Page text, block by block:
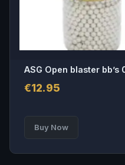
ASG Open blaster
€12.95
Buy Now